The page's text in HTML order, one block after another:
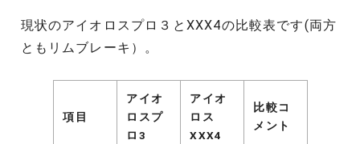
現状のアイオロスプロ３とXXX4の比較表です(両方
ともリムブレーキ）。
項目
アイオ
ロスプ
ロ3
アイオ
ロス
XXX4
比較コ
メント